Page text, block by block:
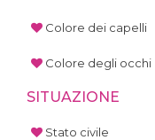
Colore dei capelli
Colore degli occhi
SITUAZIONE
Stato civile